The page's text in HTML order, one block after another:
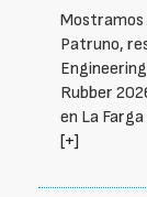
Mostramos
Patruno,
Rubber
en La
[+]